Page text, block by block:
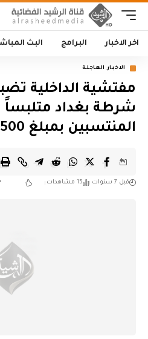
اخر الاخبار البرامج البث
الاخبار العاجلة
مفتشية الداخلية
شرطة بغداد متلبساً
المنتسبين بمبلغ 7500 دولار
قبل 7 سنوات 15 مشاهدات